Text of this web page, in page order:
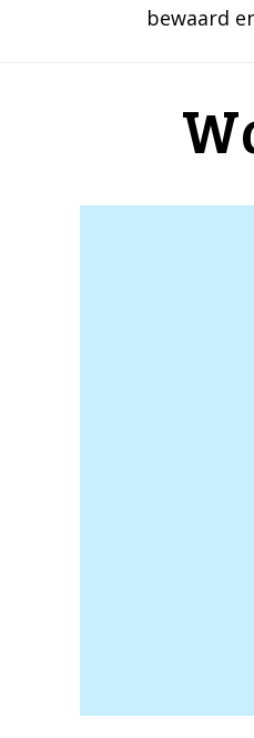
bewaard